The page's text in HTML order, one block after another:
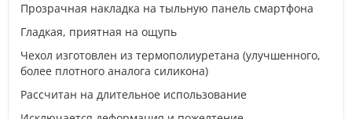
Прозрачная накладка на тыльную панель смартфона
Гладкая, приятная на ощупь
Чехол изготовлен из термополиуретана (улучшенного,
более плотного аналога силикона)
Рассчитан на длительное использование